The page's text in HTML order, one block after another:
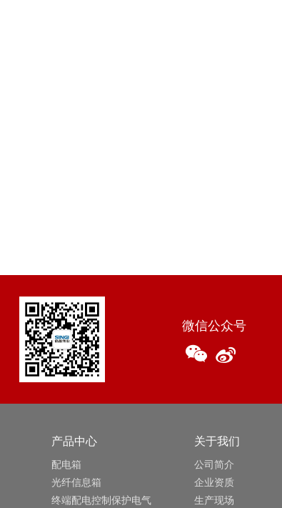
微信公众号
产品中心
配电箱
光纤信息箱
终端配电控制保护电气
关于我们
公司简介
企业资质
生产现场